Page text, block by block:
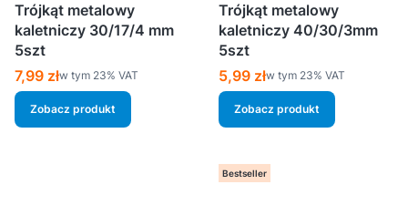
Trójkąt metalowy
kaletniczy 30/17/4 mm
5szt
Cena brutto
7,99 złw tym %s VAT
w tym 23% VAT
Zobacz produkt
Trójkąt metalowy
kaletniczy 40/30/3mm
5szt
Cena brutto
5,99 złw tym %s VAT
w tym 23% VAT
Zobacz produkt
Bestseller